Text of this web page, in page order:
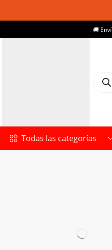
🚚
Todas las categorías